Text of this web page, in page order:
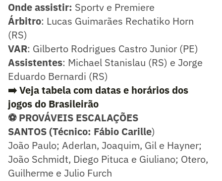
Onde assistir: Sportv e Premiere
Árbitro: Lucas Guimarães Rechatiko Horn
(RS)
VAR: Gilberto Rodrigues Castro Junior (PE)
Assistentes: Michael Stanislau (RS) e Jorge
Eduardo Bernardi (RS)
➡️ Veja tabela com datas e horários dos
jogos do Brasileirão
⚽ PROVÁVEIS ESCALAÇÕES
SANTOS (Técnico: Fábio Carille)
João Paulo; Aderlan, Joaquim, Gil e Hayner;
João Schmidt, Diego Pituca e Giuliano; Otero,
Guilherme e Julio Furch